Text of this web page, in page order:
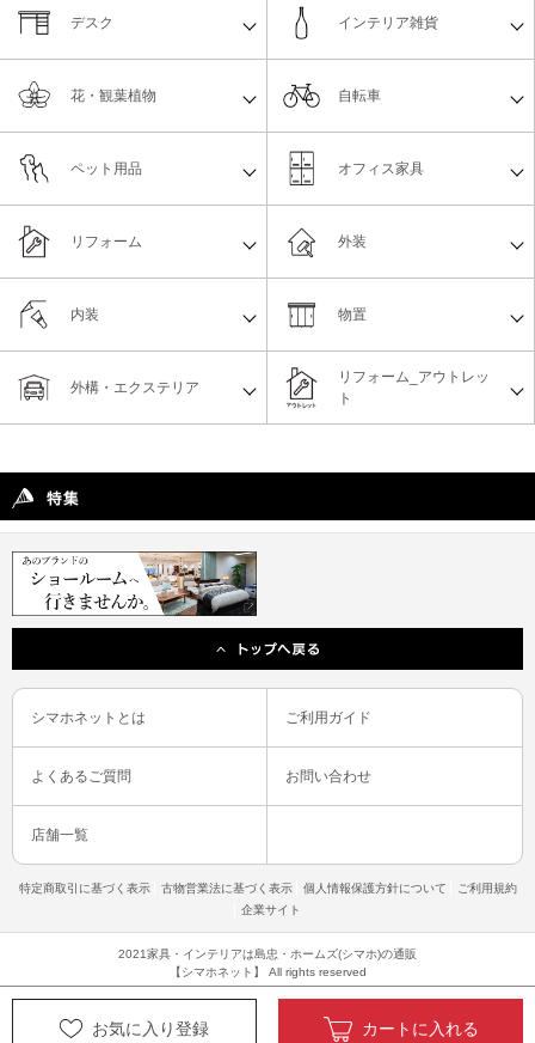
お気に入り登録 カートに入れる
デスク インテリア雑貨
花・観葉植物 自転車
ペット用品 オフィス家具
リフォーム
リフォーム_アウトレッ
ト
物置
外構・エクステリア
外装
内装
シマホネットとは ご利用ガイド
よくあるご質問 お問い合わせ
店舗一覧
特定商取引に基づく表示 古物営業法に基づく表示 個人情報保護方針について
ご利用規約
企業サイト
2021家具・インテリアは島忠・ホームズ(シマホ)の通販
【シマホネット】 All rights reserved